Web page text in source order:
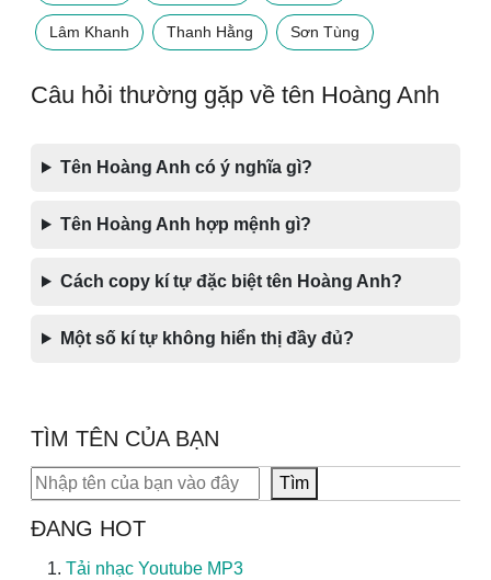
Lâm Khanh Thanh Hằng Sơn Tùng
Câu hỏi thường gặp về tên Hoàng Anh
Tên Hoàng Anh có ý nghĩa gì?
Tên Hoàng Anh hợp mệnh gì?
Cách copy kí tự đặc biệt tên Hoàng Anh?
Một số kí tự không hiển thị đầy đủ?
TÌM TÊN CỦA BẠN
Tìm kiếm Tìm
ĐANG HOT
Tải nhạc Youtube MP3